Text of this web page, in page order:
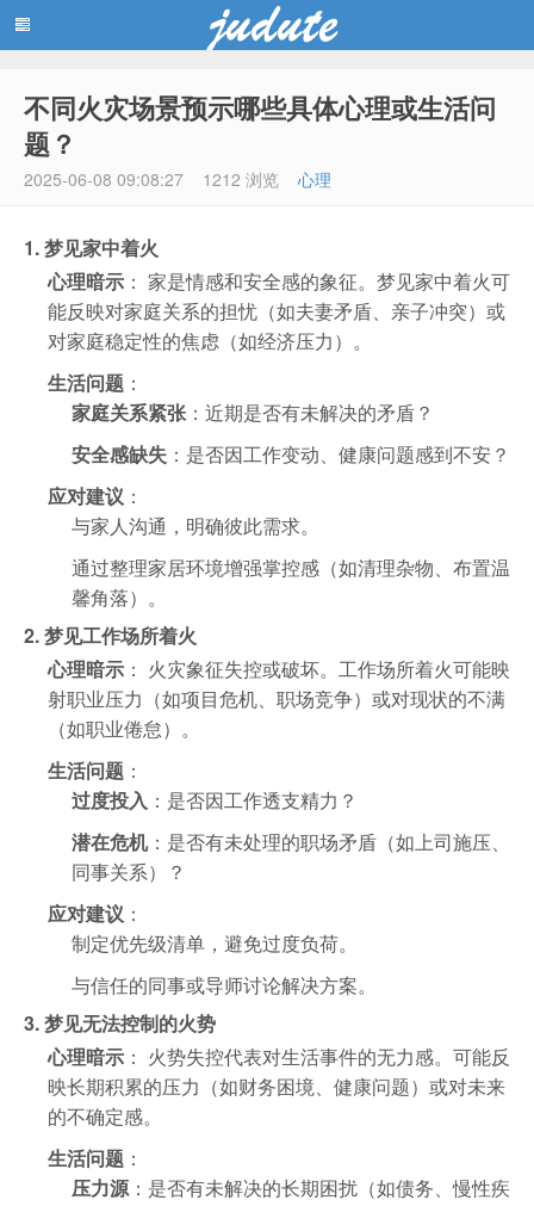
蓝黑博客主题
不同火灾场景预示哪些具体心理或生活问
题？
2025-06-08 09:08:27 1212 浏览 心理
1. 梦见家中着火
心理暗示 ： 家是情感和安全感的象征。梦见家中着火可
能反映对家庭关系的担忧（如夫妻矛盾、亲子冲突）或
对家庭稳定性的焦虑（如经济压力）。
生活问题 ：
家庭关系紧张：近期是否有未解决的矛盾？
安全感缺失 ：是否因工作变动、健康问题感到不安？
应对建议 ：
与家人沟通，明确彼此需求。
通过整理家居环境增强掌控感（如清理杂物、布置温
馨角落）。
2. 梦见工作场所着火
心理暗示 ： 火灾象征失控或破坏。工作场所着火可能映
射职业压力（如项目危机、职场竞争）或对现状的不满
（如职业倦怠）。
生活问题 ：
过度投入 ：是否因工作透支精力？
潜在危机：是否有未处理的职场矛盾（如上司施压、
同事关系）？
应对建议 ：
制定优先级清单，避免过度负荷。
与信任的同事或导师讨论解决方案。
3. 梦见无法控制的火势
心理暗示 ： 火势失控代表对生活事件的无力感。可能反
映长期积累的压力（如财务困境、健康问题）或对未来
的不确定感。
生活问题 ：
压力源：是否有未解决的长期困扰（如债务、慢性疾